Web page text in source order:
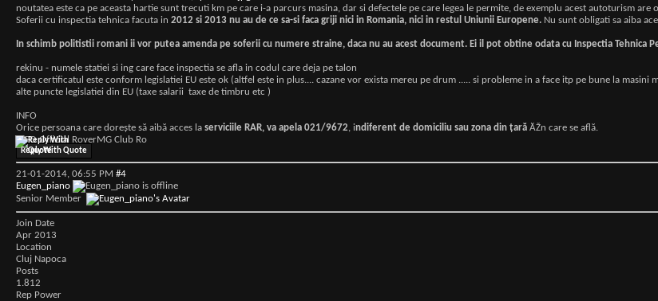
noutatea este ca pe aceasta hartie sunt trecuti km pe care i-a parcurs masina, dar si defectele pe care legea le permite, de exemplu acest autoturism
Soferii cu inspectia tehnica facuta in 2012 si 2013 nu au de ce sa-si faca griji nici in Romania, nici in restul Uniunii Europene. Nu sunt obligati sa aiba
In schimb politistii romani ii vor putea amenda pe soferii cu numere straine, daca nu au acest document. Ei il pot obtine odata cu Inspectia Tehnica
rekinu - numele statiei si ing care face inspectia se afla in codul care deja pe talon
daca certificatul este conform legislatiei EU este ok (altfel este in plus.... cazane vor exista mereu pe drum ..... si probleme in a face itp pe bune la
alte puncte legislatiei din EU (taxe salarii taxe de timbru etc )
INFO
Orice persoana care doreşte să aibă acces la serviciile RAR, va apela 021/9672, indiferent de domiciliu sau zona din ţară ĂŽn care se află.
INFO Official RoverMG Club Ro
Reply With Quote
21-01-2014, 06:55 PM #4
Eugen_piano
Senior Member
Join Date
Apr 2013
Location
Cluj Napoca
Posts
1.812
Rep Power